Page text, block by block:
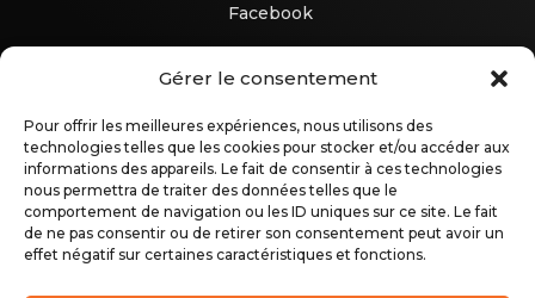
Gérer le consentement
Pour offrir les meilleures expériences, nous utilisons des
technologies telles que les cookies pour stocker et/ou accéder aux
informations des appareils. Le fait de consentir à ces technologies
nous permettra de traiter des données telles que le
comportement de navigation ou les ID uniques sur ce site. Le fait
de ne pas consentir ou de retirer son consentement peut avoir un
effet négatif sur certaines caractéristiques et fonctions.
Facebook